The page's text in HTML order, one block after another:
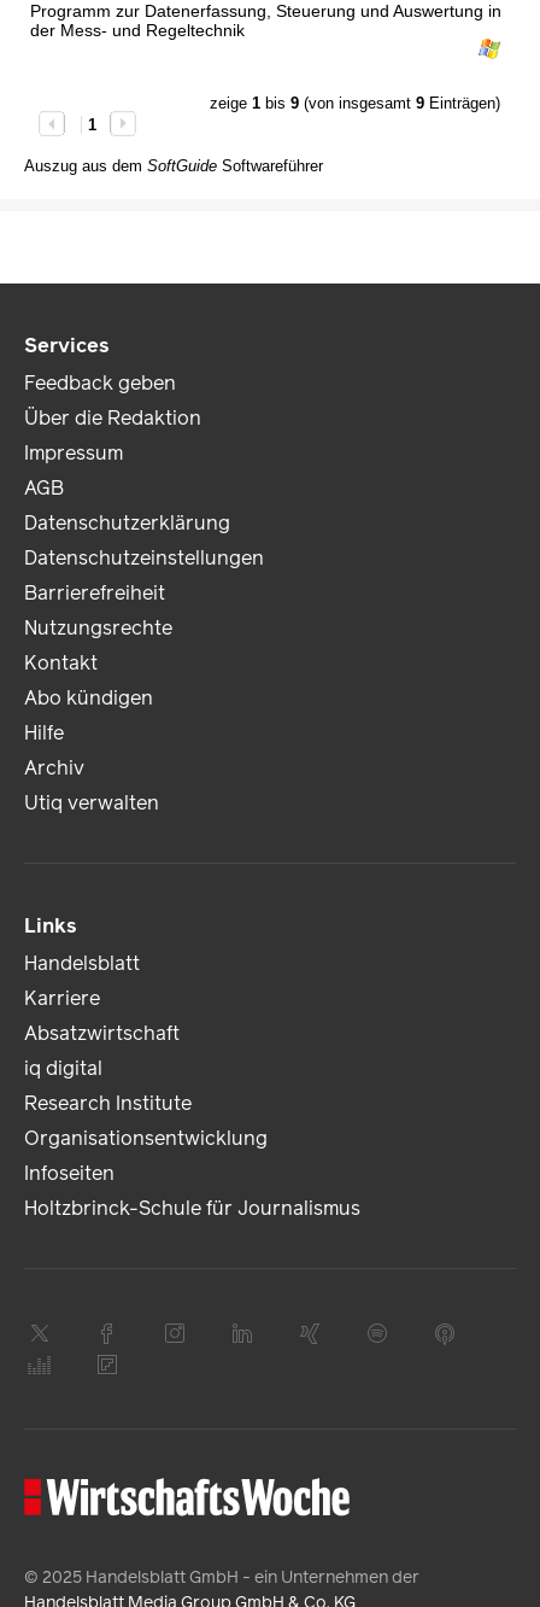
Programm zur Datenerfassung, Steuerung und Auswertung in
der Mess- und Regeltechnik
zeige 1bis 9(von insgesamt 9Einträgen)
1
Auszug aus dem SoftGuide Softwareführer
Services
Feedback geben
Über die Redaktion
Impressum
AGB
Datenschutzerklärung
Datenschutzeinstellungen
Barrierefreiheit
Nutzungsrechte
Kontakt
Abo kündigen
Hilfe
Archiv
Utiq verwalten
Links
Handelsblatt
Karriere
Absatzwirtschaft
iq digital
Research Institute
Organisationsentwicklung
Infoseiten
Holtzbrinck-Schule für Journalismus
© 2025 Handelsblatt GmbH - ein Unternehmen der